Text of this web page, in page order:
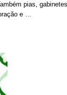
pias,
e …